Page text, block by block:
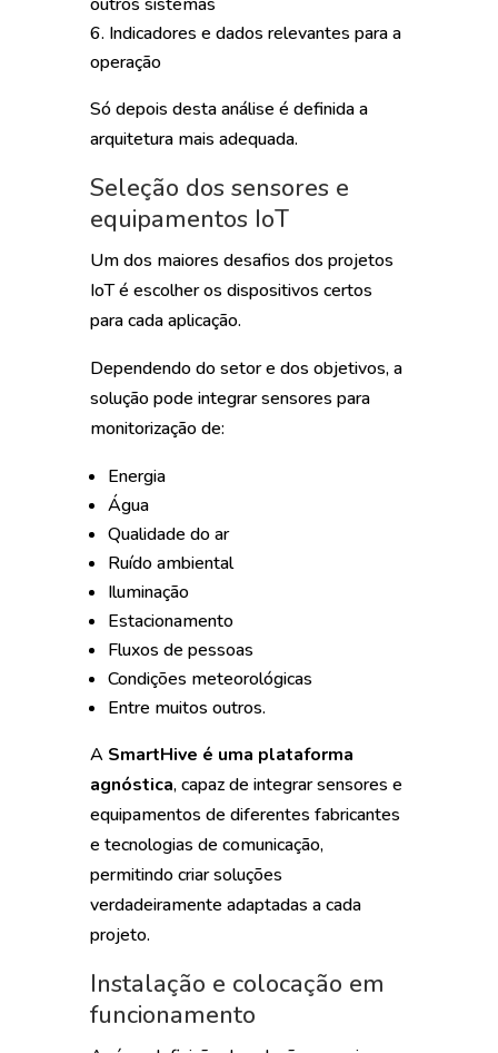
Indicadores e dados relevantes para a
operação
Só depois desta análise é definida a
arquitetura mais adequada.
Seleção dos sensores e
equipamentos IoT
Um dos maiores desafios dos projetos
IoT é escolher os dispositivos certos
para cada aplicação.
Dependendo do setor e dos objetivos, a
solução pode integrar sensores para
monitorização de:
Energia
Água
Qualidade do ar
Ruído ambiental
Iluminação
Estacionamento
Fluxos de pessoas
Condições meteorológicas
Entre muitos outros.
A SmartHive é uma plataforma
agnóstica, capaz de integrar sensores e
equipamentos de diferentes fabricantes
e tecnologias de comunicação,
permitindo criar soluções
verdadeiramente adaptadas a cada
projeto.
Instalação e colocação em
funcionamento